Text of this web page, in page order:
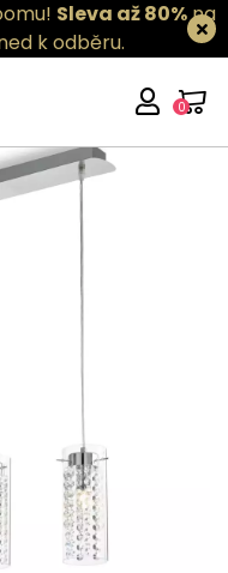
Sleva až 80%na
k odběru.
0